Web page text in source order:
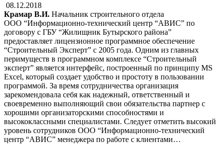
08.12.2018
Крамар В.И. Начальник строительного отдела
ООО “Информационно-технический центр “АВИС” по
договору с ГБУ “Жилищник Бутырского района”
предоставляет лицензионное программное обеспечение
“Строительный Эксперт” с 2005 года. Одним из главных
перимуществ в программном комплексе “Строительный
эксперт” является интерфейс, построенный по принципу MS
Excel, который создает удобство и простоту в пользовании
программой. За время сотрудничества организация
зарекомендовала себя как надежный, ответственный и
своевременно выполняющий свои обязательства партнер с
хорошими организаторскими способностями и
высококлассными специалистами. Следует отметить высокий
уровень сотрудников ООО “Информационно-технический
центр “АВИС” менеджера по работе с клиентами…